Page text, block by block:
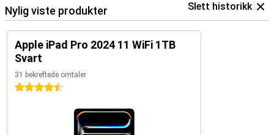
Nylig viste produkter Slett historikk
Apple iPad Pro 2024 11 WiFi 1TB
Svart
31 bekreftede omtaler
4.5 stjerner